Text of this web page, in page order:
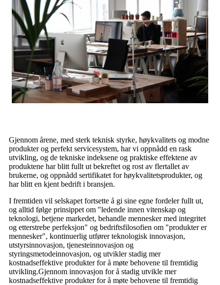
Gjennom årene, med sterk teknisk styrke, høykvalitets og modne
produkter og perfekt servicesystem, har vi oppnådd en rask
utvikling, og de tekniske indeksene og praktiske effektene av
produktene har blitt fullt ut bekreftet og rost av flertallet av
brukerne, og oppnådd sertifikatet for høykvalitetsprodukter, og
har blitt en kjent bedrift i bransjen.
I fremtiden vil selskapet fortsette å gi sine egne fordeler fullt ut,
og alltid følge prinsippet om "ledende innen vitenskap og
teknologi, betjene markedet, behandle mennesker med integritet
og etterstrebe perfeksjon" og bedriftsfilosofien om "produkter er
mennesker", kontinuerlig utfører teknologisk innovasjon,
utstyrsinnovasjon, tjenesteinnovasjon og
styringsmetodeinnovasjon, og utvikler stadig mer
kostnadseffektive produkter for å møte behovene til fremtidig
utvikling.Gjennom innovasjon for å stadig utvikle mer
kostnadseffektive produkter for å møte behovene til fremtidig